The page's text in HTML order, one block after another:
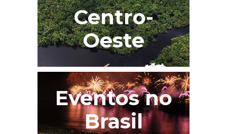
Centro-
Oeste
Eventos no
Brasil